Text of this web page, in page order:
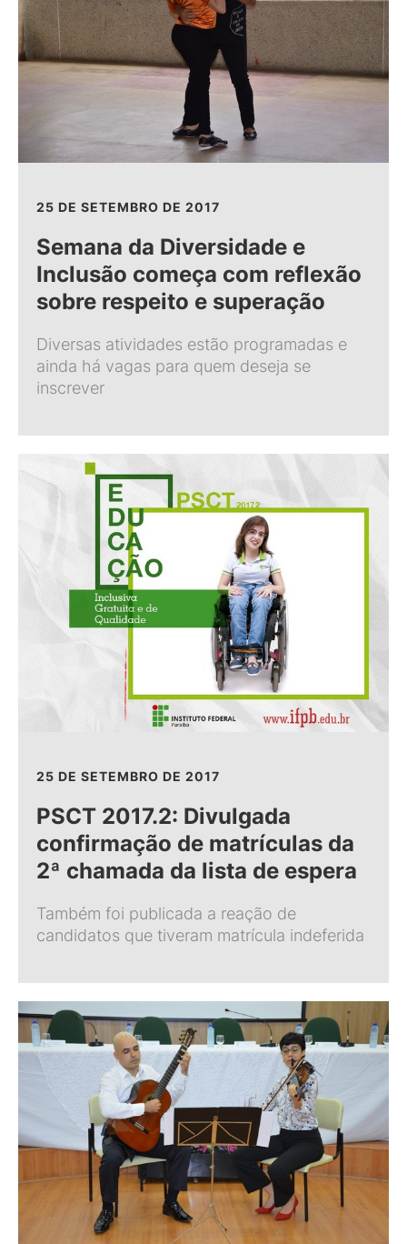
25 DE SETEMBRO DE 2017
Semana da Diversidade e
Inclusão começa com reflexão
sobre respeito e superação
Diversas atividades estão programadas e
ainda há vagas para quem deseja se
inscrever
25 DE SETEMBRO DE 2017
PSCT 2017.2: Divulgada
confirmação de matrículas da
2ª chamada da lista de espera
Também foi publicada a reação de
candidatos que tiveram matrícula indeferida